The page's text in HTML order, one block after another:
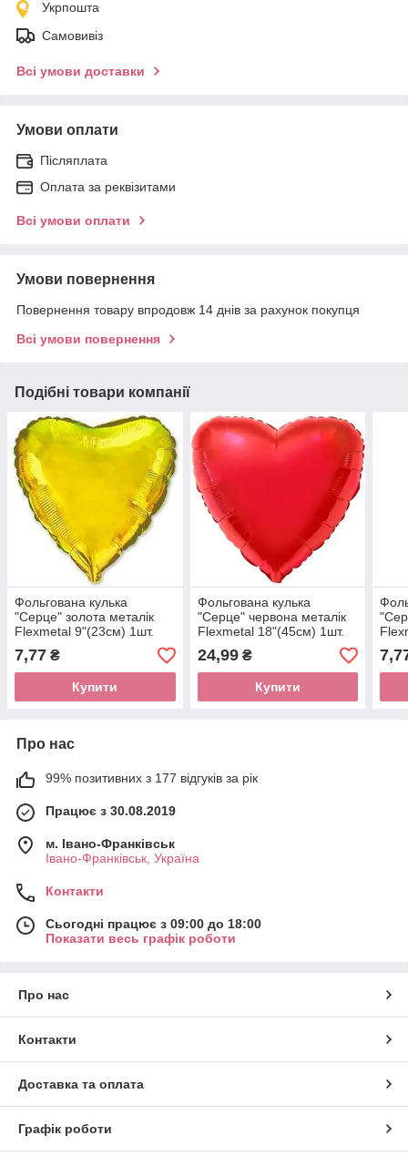
Укрпошта
Самовивіз
Всі умови доставки
Умови оплати
Післяплата
Оплата за реквізитами
Всі умови оплати
Умови повернення
Повернення товару впродовж 14 днів за рахунок покупця
Всі умови повернення
Подібні товари компанії
Фольгована кулька
"Серце" золота металік
Flexmetal 9"(23см) 1шт.
7,77 ₴
Купити
Фольгована кулька
"Серце" червона металік
Flexmetal 18"(45см) 1шт.
24,99₴
Купити
Про нас
99% позитивних з 177 відгуків за рік
Працює з 30.08.2019
м. Івано-Франківськ
Івано-Франківськ, Україна
Контакти
Сьогодні працює з 09:00 до 18:00
Показати весь графік роботи
Про нас
Контакти
Доставка та оплата
Графік роботи